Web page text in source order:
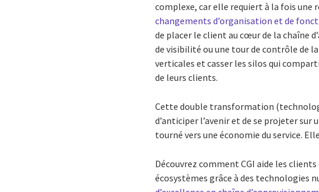
complexe, car elle requiert à la fois une
changements d’organisation et de
de placer le client au cœur de la chaîne
de visibilité ou une tour de contrôle de
verticales et casser les silos qui
de leurs clients.
Cette double transformation
d’anticiper l’avenir et de se projeter
tourné vers une économie du service.
Découvrez comment CGI aide les
écosystèmes grâce à des technologies